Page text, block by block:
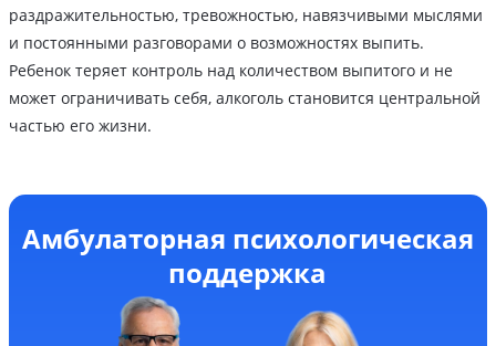
раздражительностью, тревожностью, навязчивыми мыслями
и постоянными разговорами о возможностях выпить.
Ребенок теряет контроль над количеством выпитого и не
может ограничивать себя, алкоголь становится центральной
частью его жизни.
Амбулаторная психологическая
поддержка